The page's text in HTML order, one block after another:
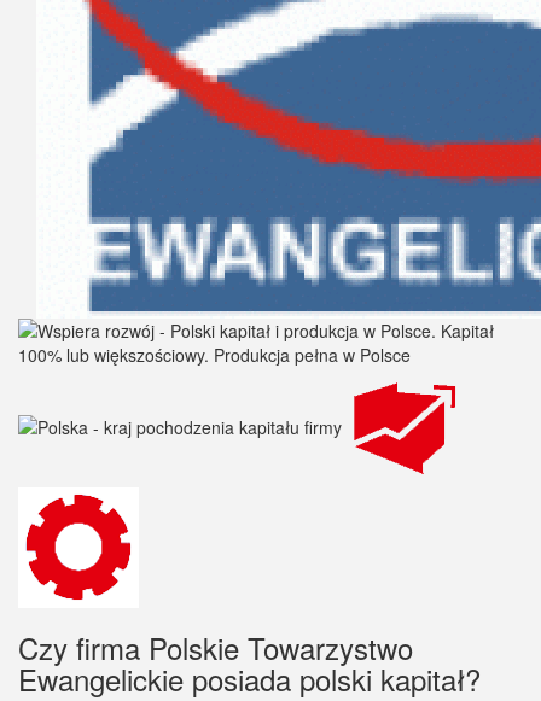
Czy firma Polskie Towarzystwo
Ewangelickie posiada polski kapitał?